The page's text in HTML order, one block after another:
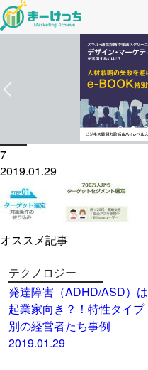
7
2019.01.29
オススメ記事
テクノロジー
発達障害（ADHD/ASD）は
起業家向き？！特性タイプ
別の経営者たち事例
2019.01.29